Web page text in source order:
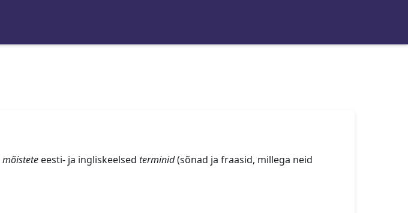
mõisteteeesti- ja ingliskeelsed terminid(sõnad ja fraasid, millega neid